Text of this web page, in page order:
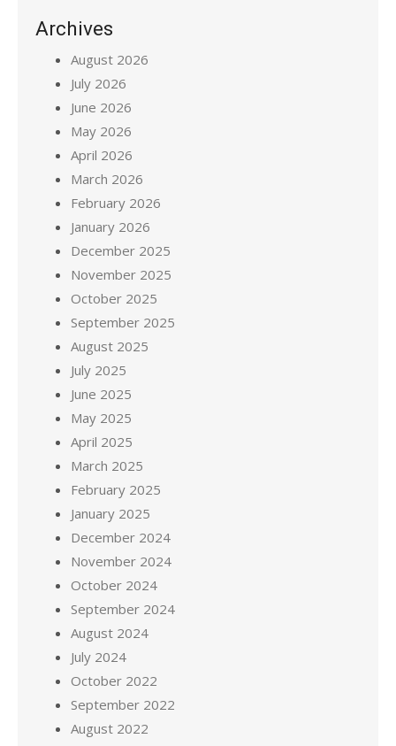
Archives
August 2026
July 2026
June 2026
May 2026
April 2026
March 2026
February 2026
January 2026
December 2025
November 2025
October 2025
September 2025
August 2025
July 2025
June 2025
May 2025
April 2025
March 2025
February 2025
January 2025
December 2024
November 2024
October 2024
September 2024
August 2024
July 2024
October 2022
September 2022
August 2022